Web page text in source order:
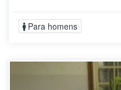
Para homens